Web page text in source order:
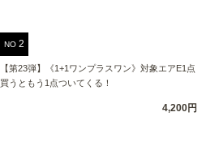
NO
【第23弾】《1+1ワンプラスワン》対象エアE1点
買うともう1点ついてくる！
4,200円